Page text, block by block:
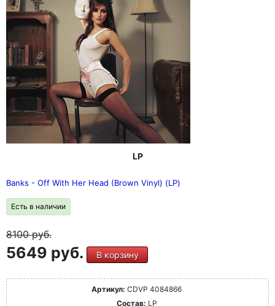
LP
Banks - Off With Her Head (Brown Vinyl) (LP)
Есть в наличии
8100руб.
5649 руб. В корзину
Артикул: CDVP 4084866
Состав: LP